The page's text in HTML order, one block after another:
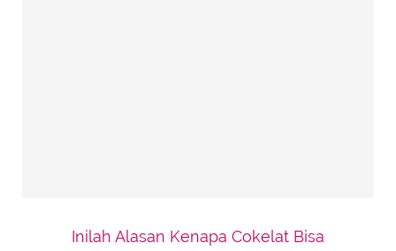
Inilah Alasan Kenapa Cokelat Bisa